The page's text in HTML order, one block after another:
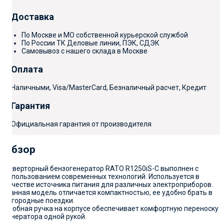
Доставка
По Москве и МО собственной курьерской службой
По России ТК Деловые линии, ПЭК, СДЭК
Самовывоз с нашего склада в Москве
Оплата
Наличными, Visa/MasterCard, Безналичный расчет, Кредит
Гарантия
Официальная гарантия от производителя
Обзор
Инверторный бензогенератор RATO R1250iS-C выполнен с
использованием современных технологий. Используется в
качестве источника питания для различных электроприборов.
Данная модель отличается компактностью, ее удобно брать в
загородные поездки.
Удобная ручка на корпусе обеспечивает комфортную переноску
генератора одной рукой.